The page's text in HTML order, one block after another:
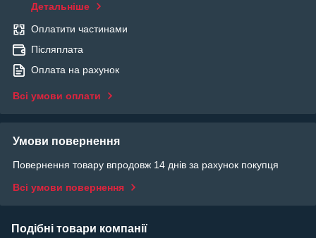
Детальніше
Оплатити частинами
Післяплата
Оплата на рахунок
Всі умови оплати
Умови повернення
Повернення товару впродовж 14 днів за рахунок покупця
Всі умови повернення
Подібні товари компанії